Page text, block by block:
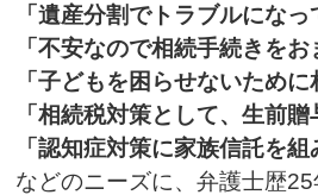
「遺産分割でトラブルになっ
「不安なので相続手続きをお
「子どもを困らせないために
「相続税対策として、生前贈
「認知症対策に家族信託を組
などのニーズに、弁護士歴25